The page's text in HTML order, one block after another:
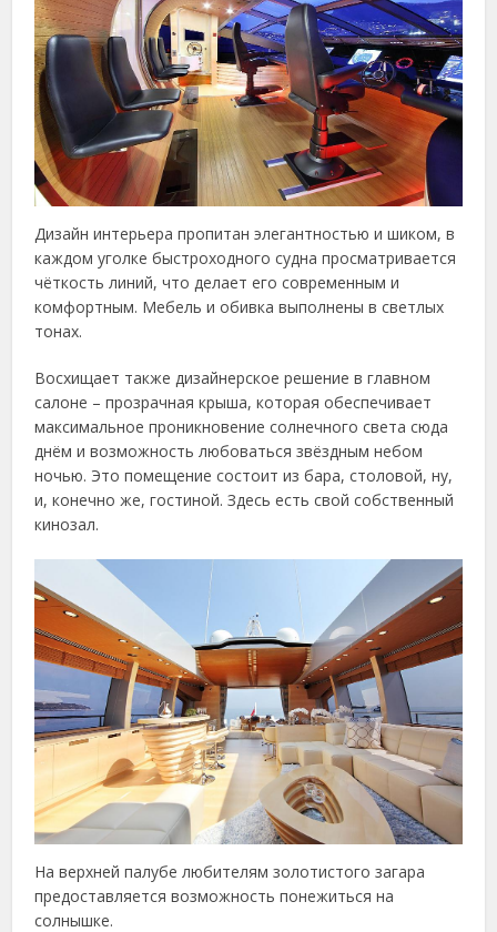
Дизайн интерьера пропитан элегантностью и шиком, в
каждом уголке быстроходного судна просматривается
чёткость линий, что делает его современным и
комфортным. Мебель и обивка выполнены в светлых
тонах.
Восхищает также дизайнерское решение в главном
салоне – прозрачная крыша, которая обеспечивает
максимальное проникновение солнечного света сюда
днём и возможность любоваться звёздным небом
ночью. Это помещение состоит из бара, столовой, ну,
и, конечно же, гостиной. Здесь есть свой собственный
кинозал.
На верхней палубе любителям золотистого загара
предоставляется возможность понежиться на
солнышке.